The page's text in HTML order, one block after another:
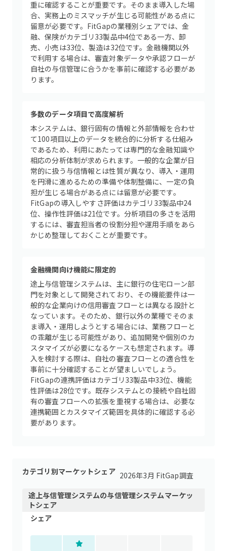
重に確認することが重要です。そのまま導入した場
合、実務上のミスマッチが生じる可能性がある点に
留意が必要です。FitGapの業種別シェアでは、金
融、保険がカテゴリ33製品中4位である一方、卸
売、小売は33位、製造は32位です。金融機関以外
で利用する場合は、審査対象データや承認フローが
自社の与信管理に合うかを事前に確認する必要があ
ります。
多数のデータ項目で高度解析
本システムは、銀行固有の情報と外部情報を合わせ
て100項目以上のデータを統合的に分析する仕組み
であるため、利用にあたっては専門的な金融知識や
相応の分析体制が求められます。一般的な企業が日
常的に扱う与信情報とは性質が異なり、導入・運用
を円滑に進めるための準備や体制整備に、一定の負
担が生じる場合がある点には留意が必要です。
FitGapの導入しやすさ評価はカテゴリ33製品中24
位、操作性評価は21位です。分析項目の多さを活用
するには、審査担当者の役割分担や運用手順をあら
かじめ整理しておくことが重要です。
金融機関向け機能に限定的
途上与信管理システムは、主に銀行の住宅ローン部
門を対象として開発されており、その機能要件は一
般的な企業向けの信用審査フローとは異なる設計と
なっています。そのため、銀行以外の業種でそのま
ま導入・運用しようとする場合には、業務フローと
の乖離が生じる可能性があり、追加開発や個別のカ
スタマイズが必要になるケースも想定されます。導
入を検討する際は、自社の審査フローとの適合性を
事前に十分確認することが望ましいでしょう。
FitGapの連携評価はカテゴリ33製品中33位、機能
性評価は28位です。既存システムとの接続や自社固
有の審査フローへの拡張を重視する場合は、必要な
連携範囲とカスタマイズ範囲を具体的に確認する必
要があります。
カテゴリ別マーケットシェア 2026年3月 FitGap調査
途上与信管理システムの与信管理システムマーケッ
トシェア
シェア